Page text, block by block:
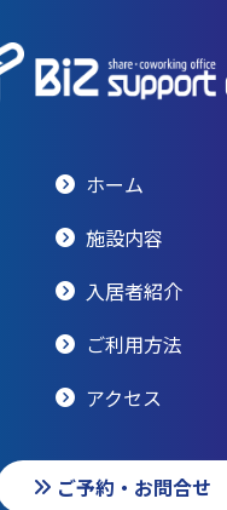
ホーム
施設内容
入居者紹介
ご利用方法
アクセス
ご予約・お問合せ